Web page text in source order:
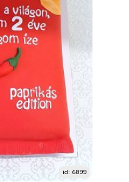
id: 6899